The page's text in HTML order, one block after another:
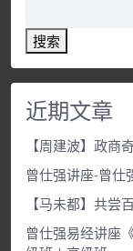
搜索
近期文章
【周建波】政商
曾仕强讲座-曾仕
【马未都】共尝
曾仕强易经讲座